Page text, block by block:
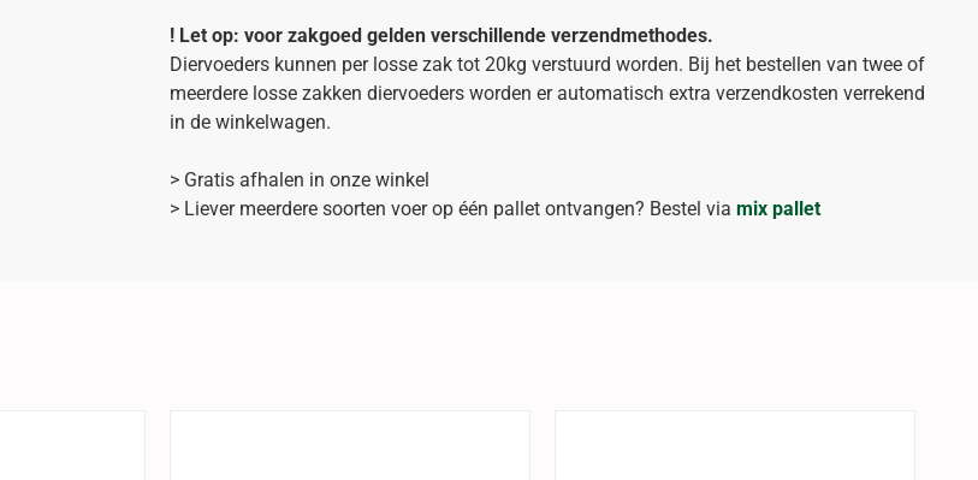
! Let op: voor zakgoed gelden verschillende verzendmethodes.
Diervoeders kunnen per losse zak tot 20kg verstuurd worden. Bij het bestellen van twee of
meerdere losse zakken diervoeders worden er automatisch extra verzendkosten verrekend
in de winkelwagen.
> Gratis afhalen in onze winkel
> Liever meerdere soorten voer op één pallet ontvangen? Bestel via mix pallet